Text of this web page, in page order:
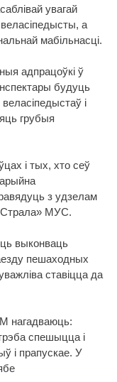
увагай
веласіпедысты, а
мабільнасці.
адпрацоўкі ў
будуць
і
грубыя
і тых, хто сеў
з удзелам
МУС.
выконваць
пешаходных
ставіцца да
нагадваюць:
спешыцца і
і прапускае. У